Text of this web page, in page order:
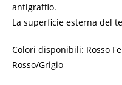
antigraffio.
La superficie esterna del
Colori disponibili: Rosso
Rosso/Grigio